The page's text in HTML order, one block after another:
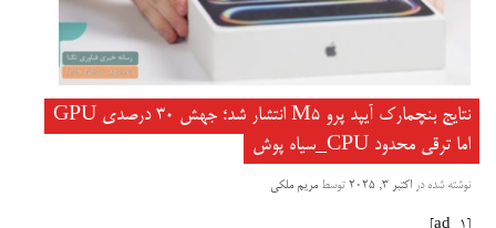
نتایج بنچمارک آیپد پرو M5 انتشار شد؛ جهش 30 درصدی GPU
اما ترقی محدود CPU_سیاه پوش
نوشته شده در اکتبر 3, 2025 توسطمریم ملکی